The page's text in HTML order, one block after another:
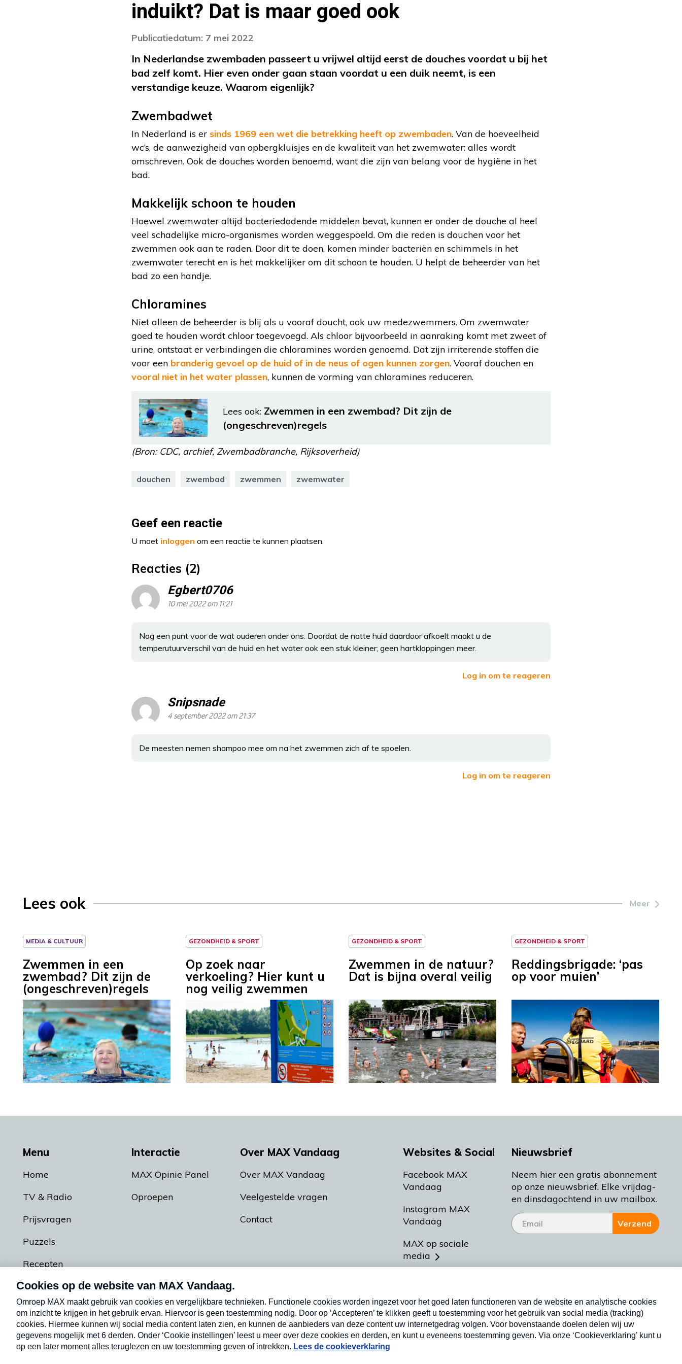
induikt? Dat is maar goed ook
Publicatiedatum: 7 mei 2022
In Nederlandse zwembaden passeert u vrijwel altijd eerst de douches voordat u bij het
bad zelf komt. Hier even onder gaan staan voordat u een duik neemt, is een
verstandige keuze. Waarom eigenlijk?
Zwembadwet
In Nederland is er sinds 1969 een wet die betrekking heeft op zwembaden. Van de hoeveelheid
wc’s, de aanwezigheid van opbergkluisjes en de kwaliteit van het zwemwater: alles wordt
omschreven. Ook de douches worden benoemd, want die zijn van belang voor de hygiëne in het
bad.
Makkelijk schoon te houden
Hoewel zwemwater altijd bacteriedodende middelen bevat, kunnen er onder de douche al heel
veel schadelijke micro-organismes worden weggespoeld. Om die reden is douchen voor het
zwemmen ook aan te raden. Door dit te doen, komen minder bacteriën en schimmels in het
zwemwater terecht en is het makkelijker om dit schoon te houden. U helpt de beheerder van het
bad zo een handje.
Chloramines
Niet alleen de beheerder is blij als u vooraf doucht, ook uw medezwemmers. Om zwemwater
goed te houden wordt chloor toegevoegd. Als chloor bijvoorbeeld in aanraking komt met zweet of
urine, ontstaat er verbindingen die chloramines worden genoemd. Dat zijn irriterende stoffen die
voor een branderig gevoel op de huid of in de neus of ogen kunnen zorgen. Vooraf douchen en
vooral niet in het water plassen, kunnen de vorming van chloramines reduceren.
Lees ook: Zwemmen in een zwembad? Dit zijn de
(ongeschreven)regels
(Bron: CDC, archief, Zwembadbranche, Rijksoverheid)
douchen zwembad zwemmen zwemwater
Geef een reactie
U moet inloggen om een reactie te kunnen plaatsen.
Reacties (2)
Egbert0706
10 mei 2022 om 11:21
Nog een punt voor de wat ouderen onder ons. Doordat de natte huid daardoor afkoelt maakt u de
temperutuurverschil van de huid en het water ook een stuk kleiner; geen hartkloppingen meer.
Log in om te reageren
Snipsnade
4 september 2022 om 21:37
De meesten nemen shampoo mee om na het zwemmen zich af te spoelen.
Log in om te reageren
Lees ook Meer
MEDIA & CULTUUR
Zwemmen in een
zwembad? Dit zijn de
(ongeschreven)regels
GEZONDHEID & SPORT
Op zoek naar
verkoeling? Hier kunt u
nog veilig zwemmen
GEZONDHEID & SPORT
Zwemmen in de natuur?
Dat is bijna overal veilig
GEZONDHEID & SPORT
Reddingsbrigade: ‘pas
op voor muien’
Menu
Home
TV & Radio
Prijsvragen
Puzzels
Recepten
Podcasts
Interactie
MAX Opinie Panel
Oproepen
Over MAX Vandaag
Over MAX Vandaag
Veelgestelde vragen
Contact
Websites & Social
Facebook MAX
Vandaag
Instagram MAX
Vandaag
MAX op sociale
media
Meldpunt Actueel
Heel Holland Bakt
Nieuwsbrief
Neem hier een gratis abonnement
op onze nieuwsbrief. Elke vrijdag-
en dinsdagochtend in uw mailbox.
Verzend
Nieuwsbrief
Neem hier een gratis abonnement op onze